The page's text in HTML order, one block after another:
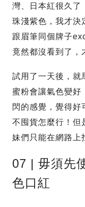
灣、日本紅很久了
珠淺紫色，我才決
跟眉筆同個牌子
竟然都沒看到了，
試用了一天後，就
蜜粉會讓氣色變好
閃的感覺，覺得好
不囤貨怎麼行！但
妹們只能在網路上
07 | 毋須先
色口紅